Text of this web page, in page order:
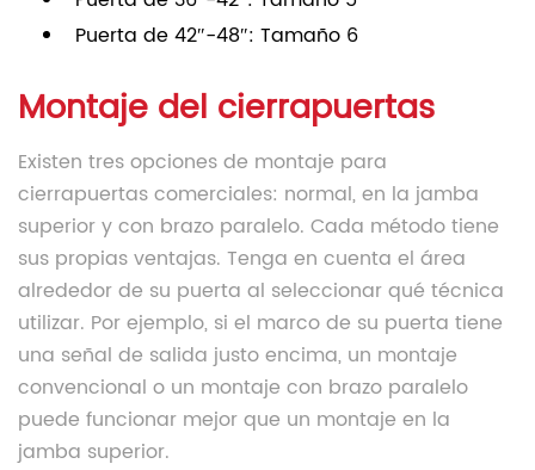
Puerta de 42″-48″: Tamaño 6
Montaje del cierrapuertas
Existen tres opciones de montaje para
cierrapuertas comerciales: normal, en la jamba
superior y con brazo paralelo. Cada método tiene
sus propias ventajas. Tenga en cuenta el área
alrededor de su puerta al seleccionar qué técnica
utilizar. Por ejemplo, si el marco de su puerta tiene
una señal de salida justo encima, un montaje
convencional o un montaje con brazo paralelo
puede funcionar mejor que un montaje en la
jamba superior.